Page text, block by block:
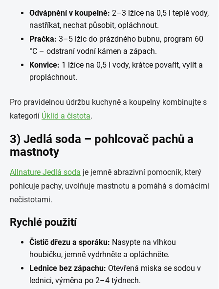
Odvápnění v koupelně: 2–3 lžíce na 0,5 l teplé vody,
nastříkat, nechat působit, opláchnout.
Pračka: 3–5 lžic do prázdného bubnu, program 60
°C – odstraní vodní kámen a zápach.
Konvice: 1 lžíce na 0,5 l vody, krátce povařit, vylít a
propláchnout.
Pro pravidelnou údržbu kuchyně a koupelny kombinujte s
kategorií Úklid a čistota.
3) Jedlá soda – pohlcovač pachů a
mastnoty
Allnature Jedlá soda je jemně abrazivní pomocník, který
pohlcuje pachy, uvolňuje mastnotu a pomáhá s domácími
nečistotami.
Rychlé použití
Čistič dřezu a sporáku: Nasypte na vlhkou
houbičku, jemně vydrhněte a opláchněte.
Lednice bez zápachu: Otevřená miska se sodou v
lednici, výměna po 2–4 týdnech.